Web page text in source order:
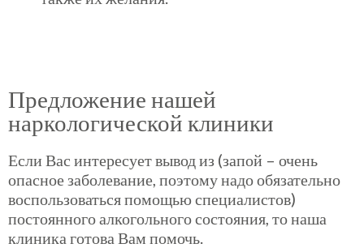
Предложение нашей
наркологической клиники
Если Вас интересует вывод из (запой – очень
опасное заболевание, поэтому надо обязательно
воспользоваться помощью специалистов)
постоянного алкогольного состояния, то наша
клиника готова Вам помочь.